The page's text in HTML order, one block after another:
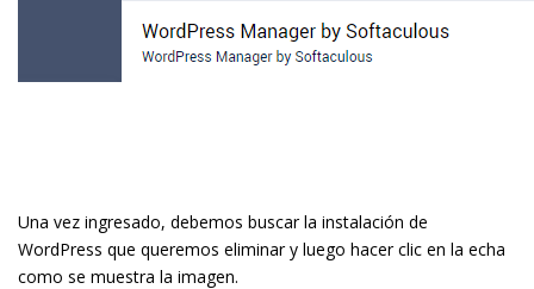
Una vez ingresado, debemos buscar la instalación de
WordPress que queremos eliminar y luego hacer clic en la flecha
como se muestra la imagen.